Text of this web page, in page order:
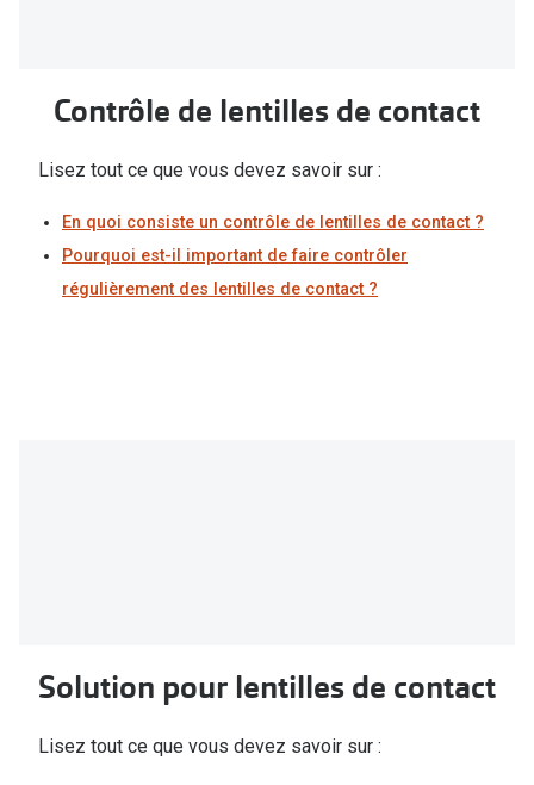
Contrôle de lentilles de contact
Lisez tout ce que vous devez savoir sur :
En quoi consiste un contrôle de lentilles de contact ?
Pourquoi est-il important de faire contrôler
régulièrement des lentilles de contact ?
Solution pour lentilles de contact
Lisez tout ce que vous devez savoir sur :